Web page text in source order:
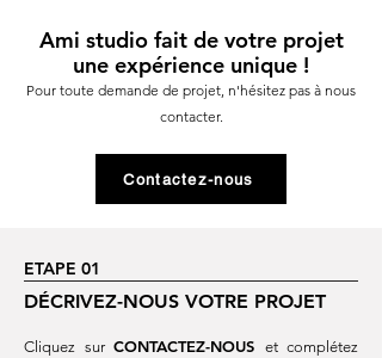
Ami studio fait de votre projet
une expérience unique !
Pour toute demande de projet, n'hésitez pas à nous
contacter.
Contactez-nous
ETAPE 01
DÉCRIVEZ-NOUS VOTRE PROJET
Cliquez sur CONTACTEZ-NOUS et complétez